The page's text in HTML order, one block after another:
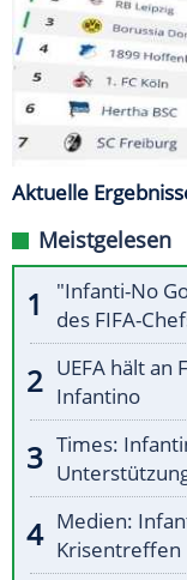
Aktuelle
Meistgelesen
"Infanti-No
des FIFA-
UEFA hält an
Infantino
Times:
Medien:
Krisentreffen